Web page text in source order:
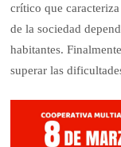
crítico que
de la sociedad
habitantes.
superar las